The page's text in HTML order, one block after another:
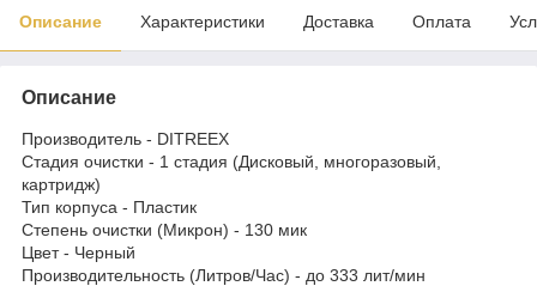
Описание Характеристики Доставка Оплата
Описание
Производитель - DITREEX
Стадия очистки - 1 стадия (Дисковый, многоразовый,
картридж)
Тип корпуса - Пластик
Степень очистки (Микрон) - 130 мик
Цвет - Черный
Производительность (Литров/Час) - до 333 лит/мин